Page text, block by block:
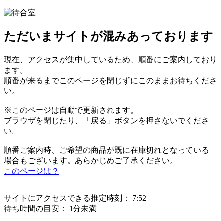
ただいまサイトが混みあっております
現在、アクセスが集中しているため、順番にご案内しており
ます。
順番が来るまでこのページを閉じずにこのままお待ちくださ
い。
※このページは自動で更新されます。
ブラウザを閉じたり、「戻る」ボタンを押さないでくださ
い。
順番ご案内時、ご希望の商品が既に在庫切れとなっている
場合もございます。あらかじめご了承ください。
このページは？
サイトにアクセスできる推定時刻：
7:52
待ち時間の目安：
1分未満